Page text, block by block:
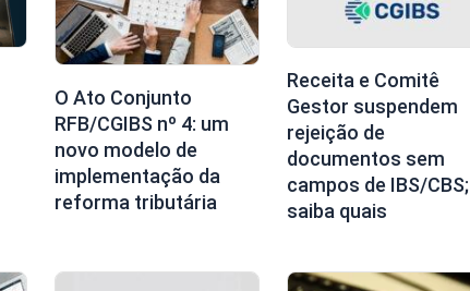
O Ato Conjunto
RFB/CGIBS nº 4: um
novo modelo de
implementação da
reforma tributária
Receita e Comitê
Gestor suspendem
rejeição de
documentos sem
campos de IBS/CBS;
saiba quais